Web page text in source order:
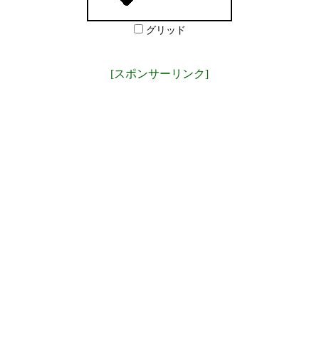
グリッド
[スポンサーリンク]